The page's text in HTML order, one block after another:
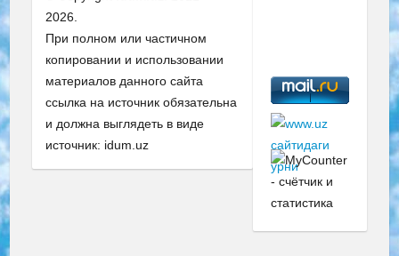
2026.
При полном или частичном
копировании и использовании
материалов данного сайта
ссылка на источник обязательна
и должна выглядеть в виде
источник: idum.uz